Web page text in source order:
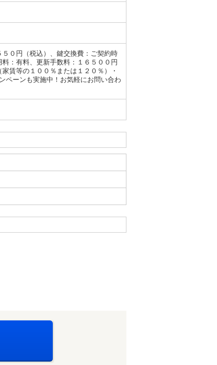
０円（税込）、鍵交換費：ご契約時
：有料、更新手数料：１６５００円
賃等の１００％または１２０％）・
ペーンも実施中！お気軽にお問い合わ